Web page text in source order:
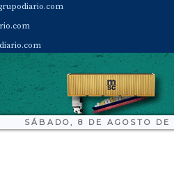
SÁBADO, 8 DE AGOSTO DE
| sas@grupodiario.com
Puerto: 96 330 18 32